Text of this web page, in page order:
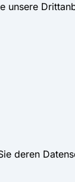
unsere
deren